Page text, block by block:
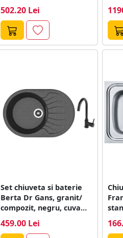
502.20 Lei
Set chiuveta si baterie
Berta Dr Gans, granit/
compozit, negru, cuva
459.00 Lei